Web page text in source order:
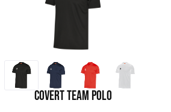
Covert Team Polo